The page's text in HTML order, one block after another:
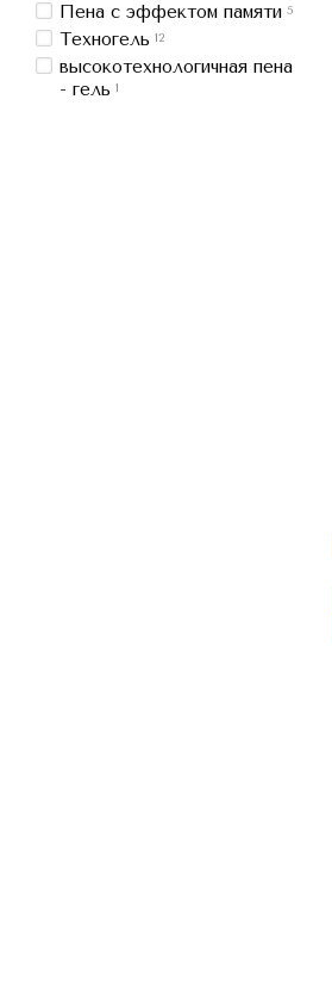
Пена с эффектом памяти 5
Техногель 12
высокотехнологичная пена
- гель 1